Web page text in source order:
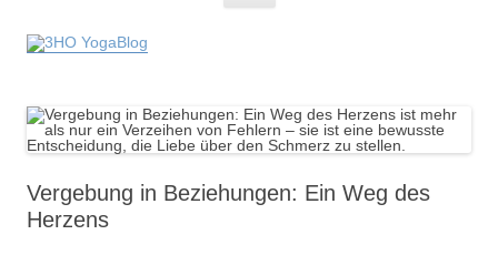
Vergebung in Beziehungen: Ein Weg des
Herzens